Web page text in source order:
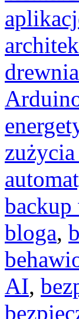
backup
bloga,
AI,